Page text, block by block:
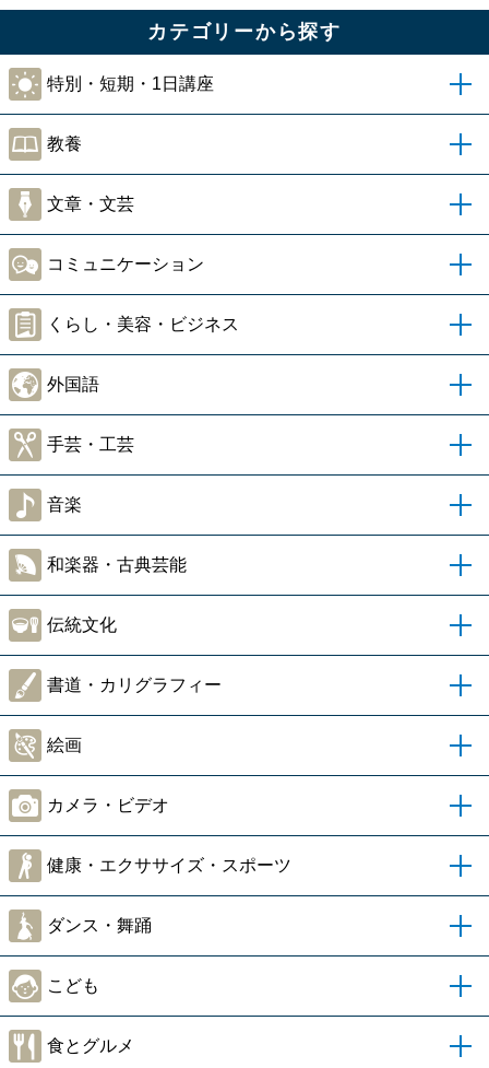
カテゴリーから探す
特別・短期・1日講座
教養
文章・文芸
コミュニケーション
くらし・美容・ビジネス
外国語
手芸・工芸
音楽
和楽器・古典芸能
伝統文化
書道・カリグラフィー
絵画
カメラ・ビデオ
健康・エクササイズ・スポーツ
ダンス・舞踊
こども
食とグルメ